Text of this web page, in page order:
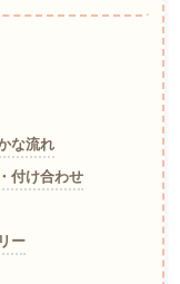
な流れ
付け合わせ
ー